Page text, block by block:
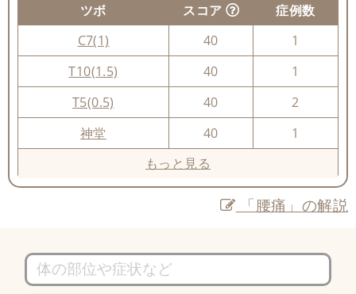
ツボ スコア
症例数
C7(1)
40
1
T10(1.5)
40
1
T5(0.5)
40
2
神堂
40
1
もっと見る
「腰痛」の解説